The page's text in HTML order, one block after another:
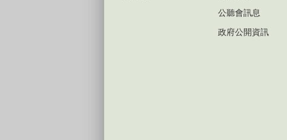
公聽會訊息
政府公開資訊